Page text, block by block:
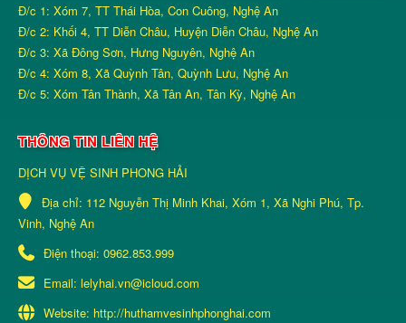
Đ/c 1: Xóm 7, TT Thái Hòa, Con Cuông, Nghệ An
Đ/c 2: Khối 4, TT Diễn Châu, Huyện Diễn Châu, Nghệ An
Đ/c 3: Xã Đông Sơn, Hưng Nguyên, Nghệ An
Đ/c 4: Xóm 8, Xã Quỳnh Tân, Quỳnh Lưu, Nghệ An
Đ/c 5: Xóm Tân Thành, Xã Tân An, Tân Kỳ, Nghệ An
THÔNG TIN LIÊN HỆ
DỊCH VỤ VỆ SINH PHONG HẢI
Địa chỉ: 112 Nguyễn Thị Minh Khai, Xóm 1, Xã Nghi Phú, Tp.
Vinh, Nghệ An
Điện thoại: 0962.853.999
Email: lelyhai.vn@icloud.com
Website: http://huthamvesinhphonghai.com